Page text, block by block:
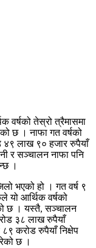
वर्षको तेस्रो त्रैमासमा
छ । नाफा गत वर्षको
४९ लाख ९० हजार रुपैयाँ
र सञ्चालन नाफा पनि
।
भएको हो । गत वर्ष ९
यो आर्थिक वर्षको
छ । यस्तै, सञ्चालन
३८ लाख रुपैयाँ
करोड रुपैयाँ निक्षेप
छ ।